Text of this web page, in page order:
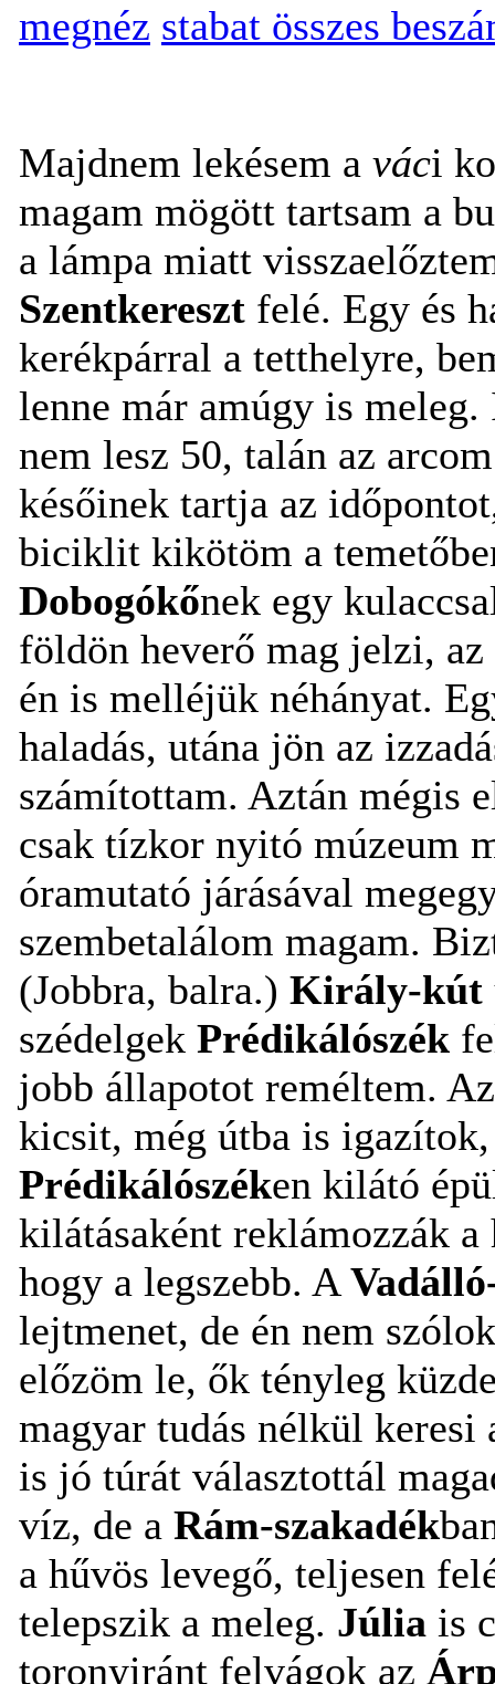
megnéz stabat összes
Majdnem lekésem a váci
magam mögött tartsam a
a lámpa miatt
Szentkereszt felé. Egy és
kerékpárral a tetthelyre,
lenne már amúgy is
nem lesz 50, talán az
későinek tartja az
biciklit kikötöm a
Dobogókőnek egy
földön heverő mag jelzi,
én is melléjük néhányat.
haladás, utána jön az
számítottam. Aztán mégis
csak tízkor nyitó múzeum
óramutató járásával
szembetalálom magam.
(Jobbra, balra.) Király-kút
szédelgek Prédikálószék
jobb állapotot reméltem.
kicsit, még útba is
Prédikálószéken kilátó
kilátásaként reklámozzák
hogy a legszebb. A
lejtmenet, de én nem
előzöm le, ők tényleg
magyar tudás nélkül keresi
is jó túrát választottál
víz, de a Rám-szakadék
a hűvös levegő, teljesen
telepszik a meleg. Júlia is
toronyiránt felvágok az